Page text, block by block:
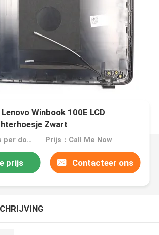
Winbook 100E LCD
Zwart
MOQ：50 stuks per doos Prijs：Call Me Now
prijs Contacteer ons